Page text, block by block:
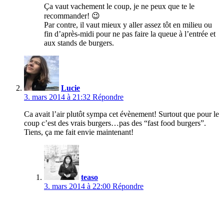
Ça vaut vachement le coup, je ne peux que te le
recommander! 😉
Par contre, il vaut mieux y aller assez tôt en milieu ou
fin d’après-midi pour ne pas faire la queue à l’entrée et
aux stands de burgers.
Lucie
3. mars 2014 à 21:32 Répondre
Ca avait l’air plutôt sympa cet évènement! Surtout que pour le
coup c’est des vrais burgers…pas des “fast food burgers”.
Tiens, ça me fait envie maintenant!
teaso
3. mars 2014 à 22:00 Répondre